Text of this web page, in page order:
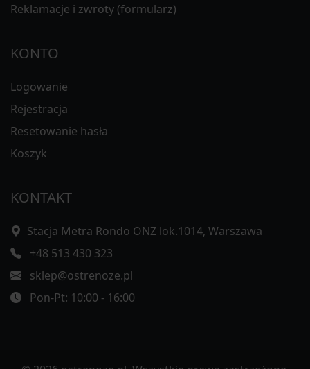
Reklamacje i zwroty (formularz)
KONTO
Logowanie
Rejestracja
Resetowanie hasła
Koszyk
KONTAKT
Stacja Metra Rondo ONZ lok.1014, Warszawa
+48 513 430 323
sklep@ostrenoze.pl
Pon-Pt: 10:00 - 16:00